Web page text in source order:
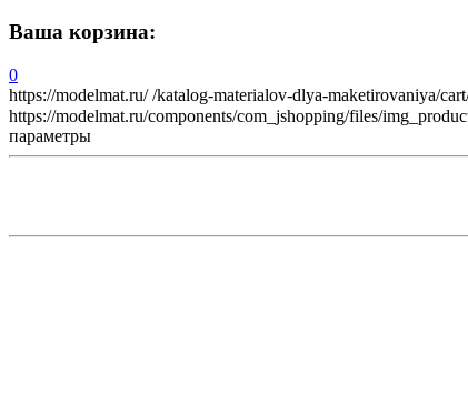
Ваша корзина:
0
https://modelmat.ru/ /katalog-materialov-dlya-maketirovaniya/
https://modelmat.ru/components/com_jshopping/files/
параметры